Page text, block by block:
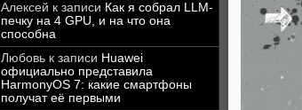
Алексей к записи Как я собрал LLM-
печку на 4 GPU, и на что она
способна
Любовь к записи Huawei
официально представила
HarmonyOS 7: какие смартфоны
получат её первыми